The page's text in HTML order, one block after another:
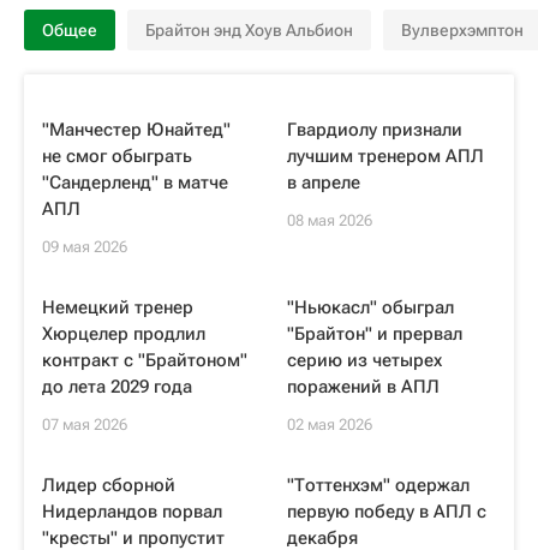
Общее Брайтон энд Хоув Альбион Вулверхэмптон
"Манчестер Юнайтед"
не смог обыграть
"Сандерленд" в матче
АПЛ
09 мая 2026
Гвардиолу признали
лучшим тренером АПЛ
в апреле
08 мая 2026
Немецкий тренер
Хюрцелер продлил
контракт с "Брайтоном"
до лета 2029 года
07 мая 2026
"Ньюкасл" обыграл
"Брайтон" и прервал
серию из четырех
поражений в АПЛ
02 мая 2026
Лидер сборной
Нидерландов порвал
"кресты" и пропустит
"Тоттенхэм" одержал
первую победу в АПЛ с
декабря